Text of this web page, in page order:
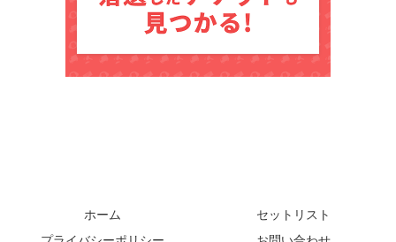
ホーム
セットリスト